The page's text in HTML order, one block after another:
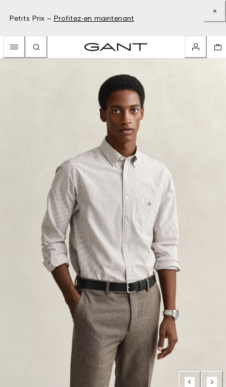
Petits Prix – Profitez-en maintenant